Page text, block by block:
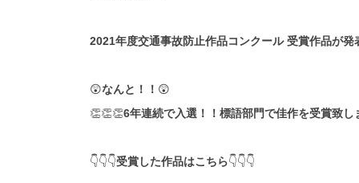
2021年度交通事故防止作品コンクール 受賞作品が発
😲なんと！！ 😲
👏👏👏6年連続で入選！！標語部門で佳作を受賞致し
👇👇👇受賞した作品はこちら👇👇👇